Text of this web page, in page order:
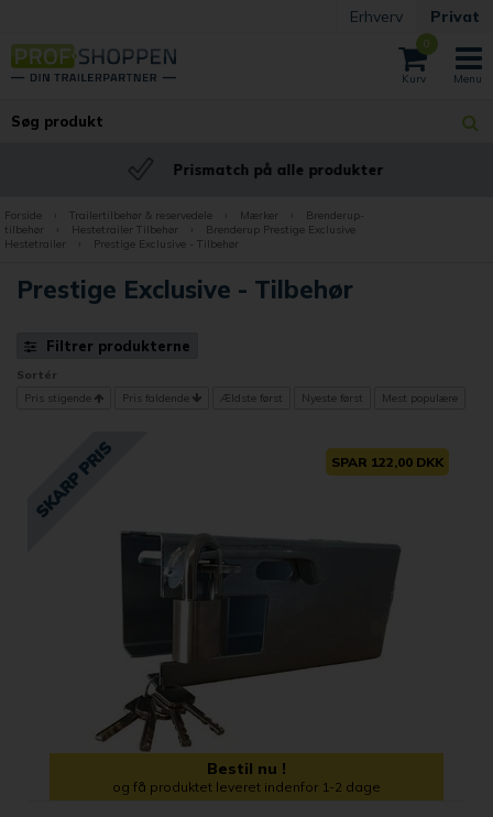
Erhverv Privat
0
Prismatch på alle produkter
Forside Trailertilbehør & reservedele Mærker
Brenderup-
tilbehør
Hestetrailer Tilbehør
Brenderup Prestige Exclusive
Hestetrailer
Prestige Exclusive - Tilbehør
Prestige Exclusive - Tilbehør
Filtrer produkterne
Sortér
Pris stigende
Pris faldende Ældste først Nyeste først Mest populære
SPAR 122,00 DKK
Bestil nu !
og få produktet leveret indenfor 1-2 dage